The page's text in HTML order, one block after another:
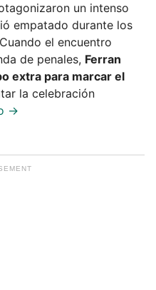
un intenso
empatado durante los
el encuentro
de penales, Ferran
extra para marcar el
la celebración